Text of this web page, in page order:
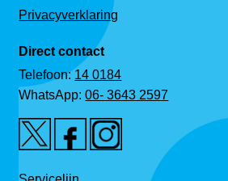
Privacyverklaring
Direct contact
Telefoon:14 0184
WhatsApp:06- 3643 2597